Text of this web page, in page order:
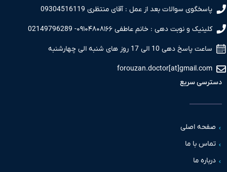
سوالات بعد از عمل : آقای منتظری 09304516119
و نوبت دهی : خانم عاطفی ۰۹۱۰۴۸۰۸۱۶۶- 02149796289
دهی 10 الی 17 روز های شنبه الی چهارشنبه
سریع
اصلی
با ما
ما